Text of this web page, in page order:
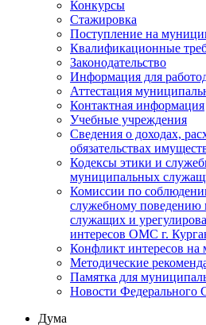
Конкурсы
Стажировка
Поступление на
Квалификационные
Законодательство
Информация для
Аттестация
Контактная информация
Учебные учреждения
Сведения о доходах,
обязательствах
Кодексы этики и
муниципальных
Комиссии по
служебному
служащих и
интересов ОМС г.
Конфликт интересов
Методические
Памятка для
Новости Федерального
Дума